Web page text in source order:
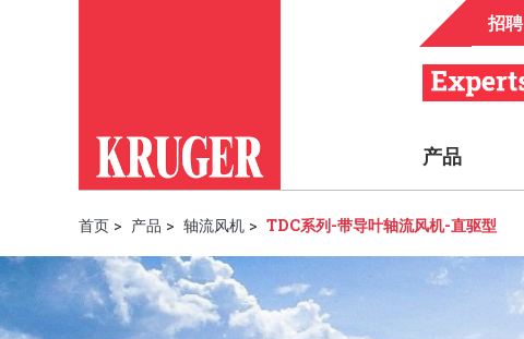
招聘
产品
首页 > 产品 > 轴流风机 > TDC系列-带导叶轴流风机-直驱型